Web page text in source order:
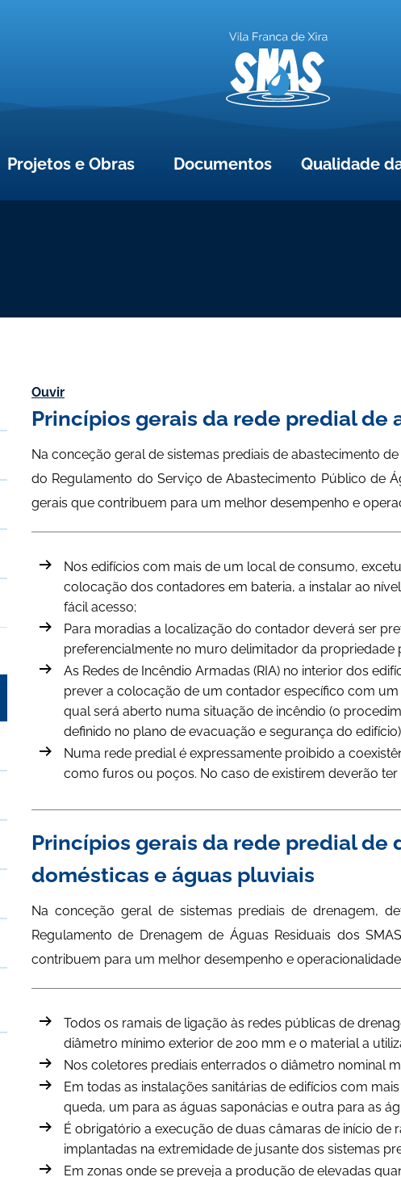
Projetos e Obras Documentos Qualidade
Ouvir
Princípios gerais da rede predial de
Na conceção geral de sistemas prediais de abastecimento
do Regulamento do Serviço de Abastecimento Público de
gerais que contribuem para um melhor desempenho e
Nos edifícios com mais de um local de consumo,
colocação dos contadores em bateria, a instalar ao
fácil acesso;
Para moradias a localização do contador deverá ser
preferencialmente no muro delimitador da propriedade
As Redes de Incêndio Armadas (RIA) no interior dos
prever a colocação de um contador específico com
qual será aberto numa situação de incêndio (o
definido no plano de evacuação e segurança do
Numa rede predial é expressamente proibido a
como furos ou poços. No caso de existirem deverão
Princípios gerais da rede predial de
domésticas e águas pluviais
Na conceção geral de sistemas prediais de drenagem,
Regulamento de Drenagem de Águas Residuais dos
contribuem para um melhor desempenho e
Todos os ramais de ligação às redes públicas de
diâmetro mínimo exterior de 200 mm e o material a
Nos coletores prediais enterrados o diâmetro nominal
Em todas as instalações sanitárias de edifícios com
queda, um para as águas saponácias e outra para as
É obrigatório a execução de duas câmaras de início
implantadas na extremidade de jusante dos sistemas
Em zonas onde se preveja a produção de elevadas